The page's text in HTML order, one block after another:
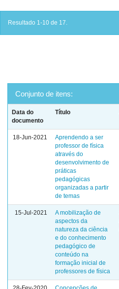
Resultado 1-10 de 17.
Conjunto de itens:
Data do
documento
Título
18-Jun-2021
Aprendendo a ser
professor de física
através do
desenvolvimento de
práticas
pedagógicas
organizadas a partir
de temas
15-Jul-2021
A mobilização de
aspectos da
natureza da ciência
e do conhecimento
pedagógico de
conteúdo na
formação inicial de
professores de física